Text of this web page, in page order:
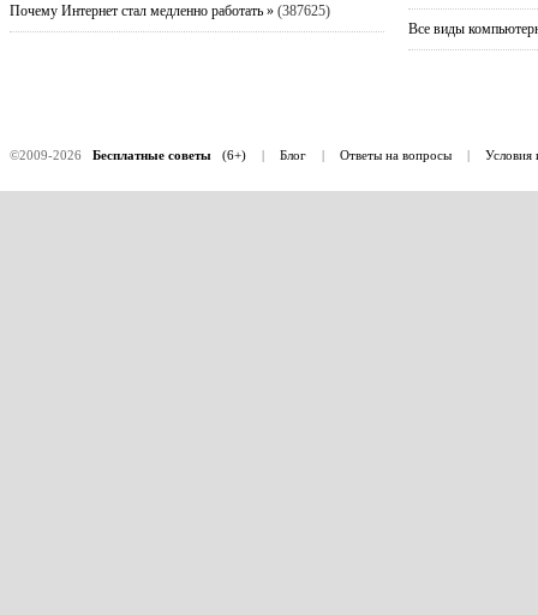
Почему Интернет стал медленно работать »(387625)
Все виды
©2009-2026 Бесплатные советы(6+) | Блог | Ответы на вопросы | Условия